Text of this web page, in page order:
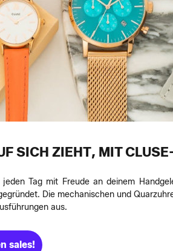
SICH ZIEHT, MIT
Tag mit Freude an deinem
Die mechanischen und
aus.
sales!